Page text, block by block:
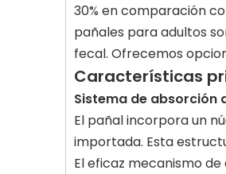
30% en comparación
pañales para adultos
fecal. Ofrecemos
Características
Sistema de absorción
El pañal incorpora un
importada. Esta
El eficaz mecanismo